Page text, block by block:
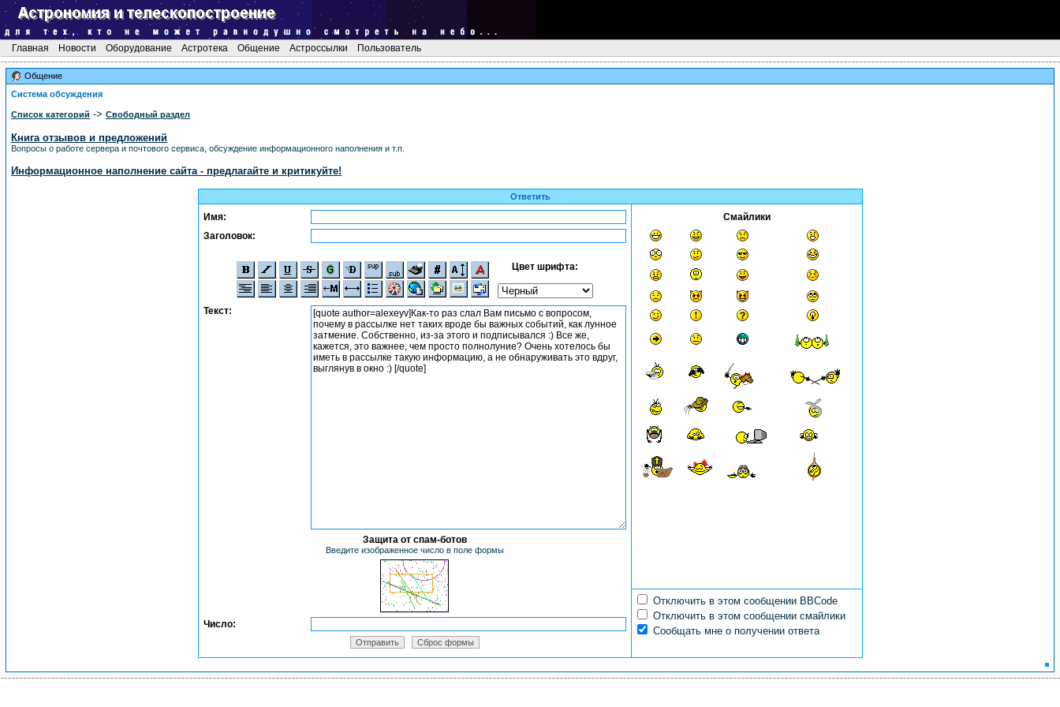
Главная Новости Оборудование Астротека Общение Астроссылки Пользователь
Общение
Система обсуждения
Список категорий -> Свободный раздел
Книга отзывов и предложений
Вопросы о работе сервера и почтового сервиса, обсуждение информационного наполнения и т.п.
Информационное наполнение сайта - предлагайте и критикуйте!
Ответить
Имя:
Заголовок:
Цвет шрифта:
Текст:
Защита от спам-ботов
Введите изображенное число в поле формы
Число:
Смайлики
Отключить в этом сообщении BBCode
Отключить в этом сообщении смайлики
Сообщать мне о получении ответа